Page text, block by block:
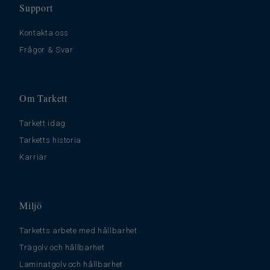
Support
Kontakta oss
Frågor & Svar
Om Tarkett
Tarkett idag
Tarketts historia
Karriär
Miljö
Tarketts arbete med hållbarhet
Trägolv och hållbarhet
Laminatgolv och hållbarhet